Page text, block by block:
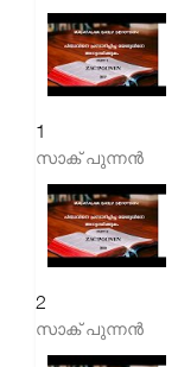
1
സാക് പുന്നൻ
2
സാക് പുന്നൻ